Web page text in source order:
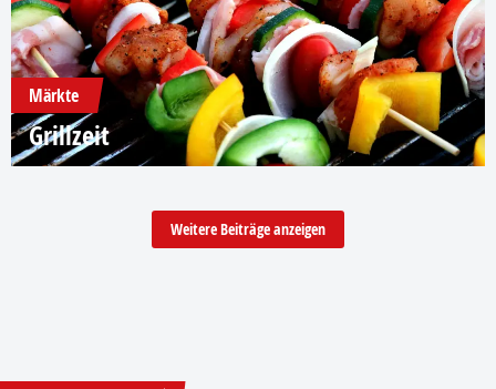
Märkte
Grillzeit
Weitere Beiträge anzeigen